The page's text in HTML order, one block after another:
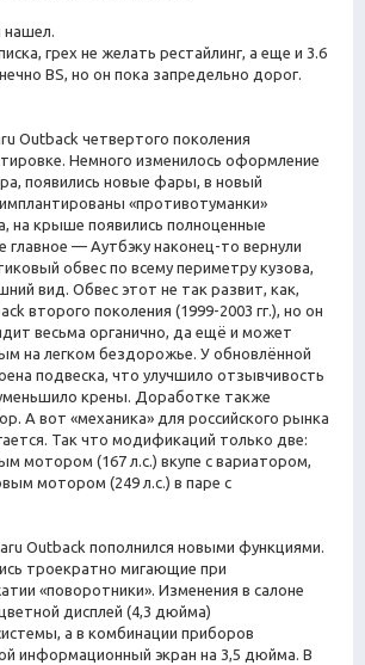
нашел.
грех не желать рестайлинг, а еще и 3.6
BS, но он пока запредельно дорог.
Outback четвертого поколения
Немного изменилось оформление
появились новые фары, в новый
«противотуманки»
на крыше появились полноценные
главное — Аутбэку наконец-то вернули
обвес по всему периметру кузова,
вид. Обвес этот не так развит, как,
второго поколения (1999-2003 гг.), но он
весьма органично, да ещё и может
на легком бездорожье. У обновлённой
подвеска, что улучшило отзывчивость
крены. Доработке также
А вот «механика» для российского рынка
Так что модификаций только две:
мотором (167 л.с.) вкупе с вариатором,
мотором (249 л.с.) в паре с
Outback пополнился новыми функциями.
троекратно мигающие при
«поворотники». Изменения в салоне
дисплей (4,3 дюйма)
а в комбинации приборов
информационный экран на 3,5 дюйма. В